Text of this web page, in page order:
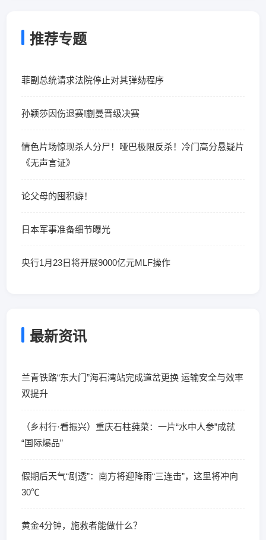
推荐专题
菲副总统请求法院停止对其弹劾程序
孙颖莎因伤退赛!蒯曼晋级决赛
情色片场惊现杀人分尸！哑巴极限反杀！冷门高分悬疑片
《无声言证》
论父母的囤积癖！
日本军事准备细节曝光
央行1月23日将开展9000亿元MLF操作
最新资讯
兰青铁路“东大门”海石湾站完成道岔更换 运输安全与效率
双提升
（乡村行·看振兴）重庆石柱莼菜：一片“水中人参”成就
“国际爆品”
假期后天气“剧透”：南方将迎降雨“三连击”，这里将冲向
30℃
黄金4分钟，施救者能做什么？